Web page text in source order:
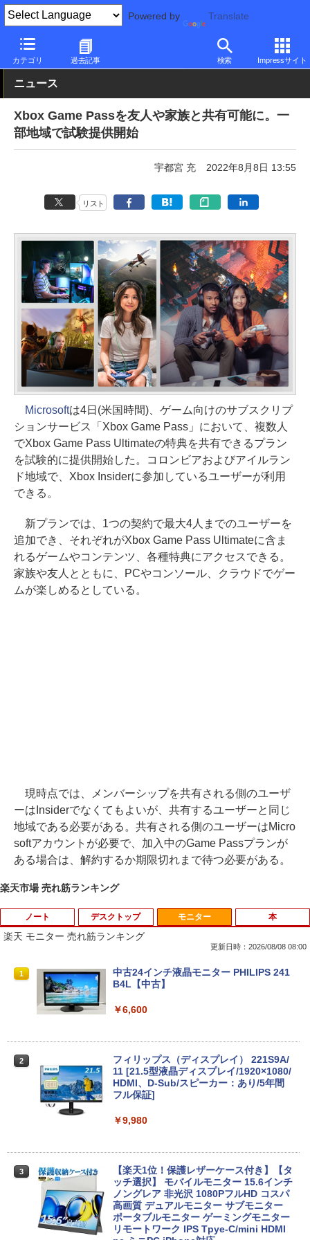
Powered by Translate
カテゴリ 過去記事 検索 Impressサイト
PC Watch 市場 サービス
ニュース
Xbox Game Passを友人や家族と共有可能に。一
部地域で試験提供開始
宇都宮 充 2022年8月8日 13:55
リスト
Microsoftは4日(米国時間)、ゲーム向けのサブスクリプ
ションサービス「Xbox Game Pass」において、複数人
でXbox Game Pass Ultimateの特典を共有できるプラン
を試験的に提供開始した。コロンビアおよびアイルラン
ド地域で、Xbox Insiderに参加しているユーザーが利用
できる。
新プランでは、1つの契約で最大4人までのユーザーを
追加でき、それぞれがXbox Game Pass Ultimateに含ま
れるゲームやコンテンツ、各種特典にアクセスできる。
家族や友人とともに、PCやコンソール、クラウドでゲー
ムが楽しめるとしている。
現時点では、メンバーシップを共有される側のユーザ
ーはInsiderでなくてもよいが、共有するユーザーと同じ
地域である必要がある。共有される側のユーザーはMicro
softアカウントが必要で、加入中のGame Passプランが
ある場合は、解約するか期限切れまで待つ必要がある。
楽天市場 売れ筋ランキング
ノート
1
【期間限定破格金額！】新生活 新古品 W
in11搭載 パソコンノートパソコンoffice
5.6型 インテル高速CPU ランダムで発送
新で在庫処分
￥9,980
MS限定クーポンあり! 【Win11正式対
2GB 新品 SSD 256GB 高性能 第8世代 C
ore i5搭載 DVD 中古ノートパソコン Win
dows11 Pro 店長オススメ おまかせ 15.6
型 無線LAN office付き 2026 福袋 ギフト
￥29,800
デスクトップ モニター
楽天 モニター 売れ筋ランキング
更新日時：2026/08/08 08:00
1
中古24インチ液晶モニター PHILIPS 241
B4L【中古】
￥6,600
2
フィリップス（ディスプレイ） 221S9A/
11 [21.5型液晶ディスプレイ/1920×1080/
HDMI、D-Sub/スピーカー：あり/5年間
フル保証]
￥9,980
3
【楽天1位！保護レザーケース付き】【タ
ッチ選択】 モバイルモニター 15.6インチ
ノングレア 非光沢 1080PフルHD コスパ
高画質 デュアルモニター サブモニター
ポータブルモニター ゲーミングモニター
リモートワーク IPS Tpye-C/mini HDMI
本